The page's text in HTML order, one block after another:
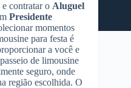
contratar o Aluguel
Presidente
momentos
para festa é
a você e
de limousine
seguro, onde
região escolhida. O